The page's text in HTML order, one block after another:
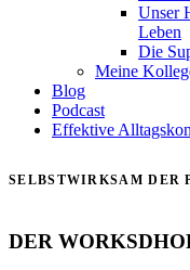
Unser
Leben
Die
Meine
Blog
Podcast
Effektive
SELBSTWIRKSAM DER
DER